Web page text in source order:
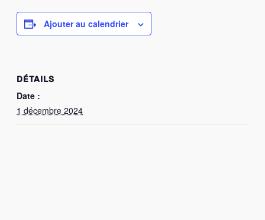
Ajouter au calendrier
DÉTAILS
Date :
1 décembre 2024